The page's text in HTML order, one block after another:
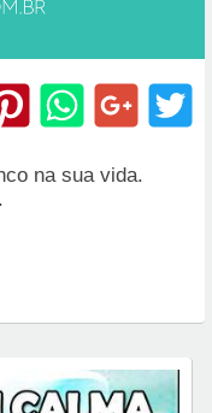
na sua vida.